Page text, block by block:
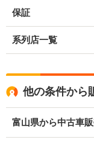
保証
系列店一覧
他の条件から
富山県から中古車